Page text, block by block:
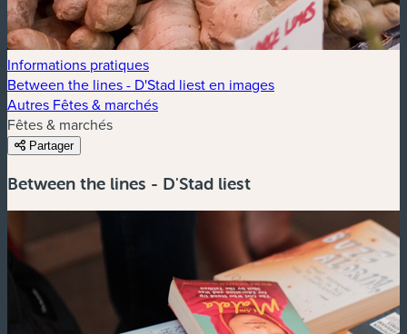
Informations pratiques
Between the lines - D'Stad liest en images
Autres Fêtes & marchés
Fêtes & marchés
Partager
Between the lines - D'Stad liest